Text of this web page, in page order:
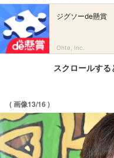
ジグソーde懸賞
Ohte, Inc.
スクロールす
( 画像13/16 )